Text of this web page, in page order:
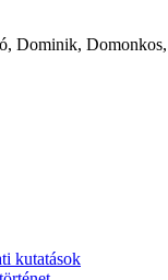
Do­mi­nik,
ku­ta­tá­sok